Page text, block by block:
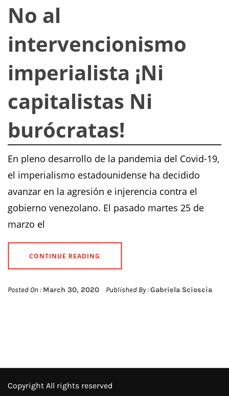
No al
intervencionismo
imperialista ¡Ni
capitalistas Ni
burócratas!
En pleno desarrollo de la pandemia del Covid-19,
el imperialismo estadounidense ha decidido
avanzar en la agresión e injerencia contra el
gobierno venezolano. El pasado martes 25 de
marzo el
CONTINUE READING
Posted On : March 30, 2020 Published By :Gabriela Scioscia
Copyright All rights reserved